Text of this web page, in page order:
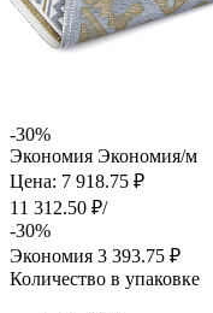
-30%
Экономия Экономия/м
Цена: 7 918.75 ₽
11 312.50 ₽/
-30%
Экономия 3 393.75 ₽
Количество в упаковке